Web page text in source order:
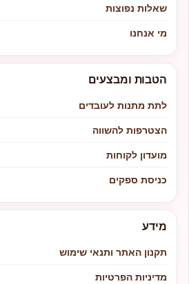
שאלות נפוצות
מי אנחנו
הטבות ומבצעים
לתת מתנות לעובדים
הצטרפות להשווה
מועדון לקוחות
כניסת ספקים
מידע
תקנון האתר ותנאי שימוש
מדיניות הפרטיות